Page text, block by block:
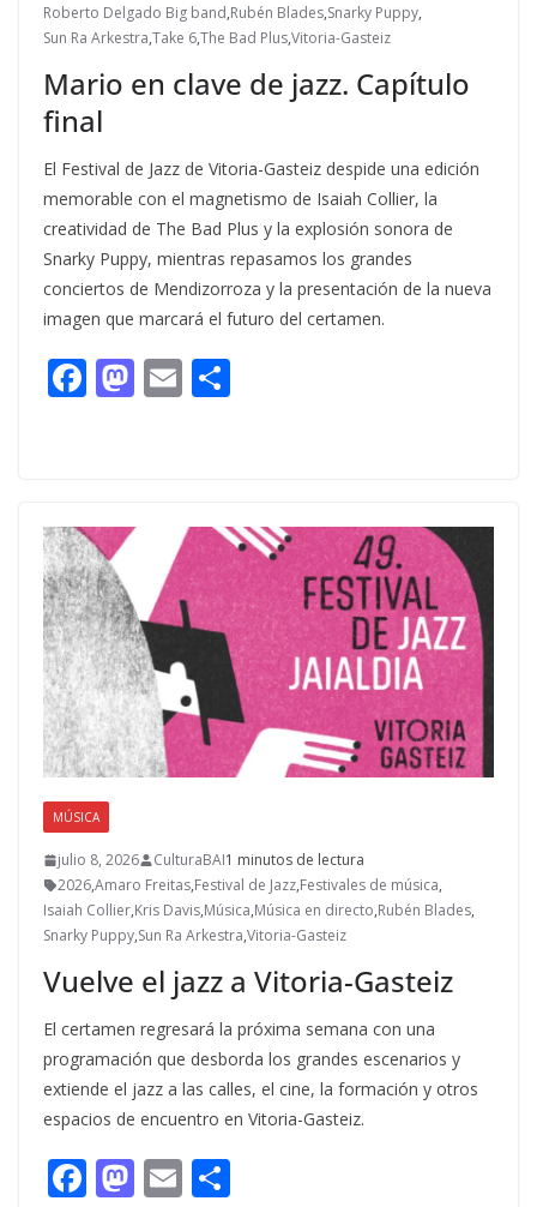
Roberto Delgado Big band,Rubén Blades,Snarky Puppy,
Sun Ra Arkestra,Take 6,The Bad Plus,Vitoria-Gasteiz
Mario en clave de jazz. Capítulo
final
El Festival de Jazz de Vitoria-Gasteiz despide una edición
memorable con el magnetismo de Isaiah Collier, la
creatividad de The Bad Plus y la explosión sonora de
Snarky Puppy, mientras repasamos los grandes
conciertos de Mendizorroza y la presentación de la nueva
imagen que marcará el futuro del certamen.
F
o
o
k
M
o
E
ar
ti
r
MÚSICA
julio 8, 2026 CulturaBAI1 minutos de lectura
2026,Amaro Freitas,Festival de Jazz,Festivales de música,
Isaiah Collier,Kris Davis,Música,Música en directo,Rubén Blades,
Snarky Puppy,Sun Ra Arkestra,Vitoria-Gasteiz
Vuelve el jazz a Vitoria-Gasteiz
El certamen regresará la próxima semana con una
programación que desborda los grandes escenarios y
extiende el jazz a las calles, el cine, la formación y otros
espacios de encuentro en Vitoria-Gasteiz.
F M E